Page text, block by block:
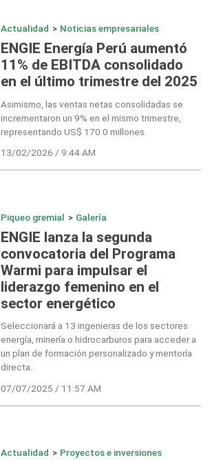
Actualidad > Noticias empresariales
ENGIE Energía Perú aumentó
11% de EBITDA consolidado
en el último trimestre del 2025
Asimismo, las ventas netas consolidadas se
incrementaron un 9% en el mismo trimestre,
representando US$ 170.0 millones.
13/02/2026 / 9:44 AM
Piqueo gremial > Galería
ENGIE lanza la segunda
convocatoria del Programa
Warmi para impulsar el
liderazgo femenino en el
sector energético
Seleccionará a 13 ingenieras de los sectores
energía, minería o hidrocarburos para acceder a
un plan de formación personalizado y mentoría
directa.
07/07/2025 / 11:57 AM
Actualidad > Proyectos e inversiones